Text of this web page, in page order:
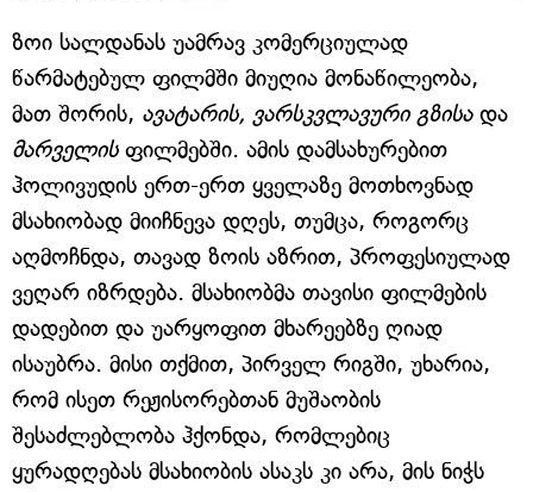
ზოი სალდანას უამრავ კომერციულად
წარმატებულ ფილმში მიუღია მონაწილეობა,
მათ შორის, ავატარის, ვარსკვლავური გზისა და
მარველისფილმებში. ამის დამსახურებით
ჰოლივუდის ერთ-ერთ ყველაზე მოთხოვნად
მსახიობად მიიჩნევა დღეს, თუმცა, როგორც
აღმოჩნდა, თავად ზოის აზრით, პროფესიულად
ვეღარ იზრდება. მსახიობმა თავისი ფილმების
დადებით და უარყოფით მხარეებზე ღიად
ისაუბრა. მისი თქმით, პირველ რიგში, უხარია,
რომ ისეთ რეჟისორებთან მუშაობის
შესაძლებლობა ჰქონდა, რომლებიც
ყურადღებას მსახიობის ასაკს კი არა, მის ნიჭს